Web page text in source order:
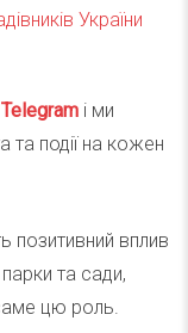
України
m і ми
та події на кожен
позитивний вплив
та сади,
цю роль.